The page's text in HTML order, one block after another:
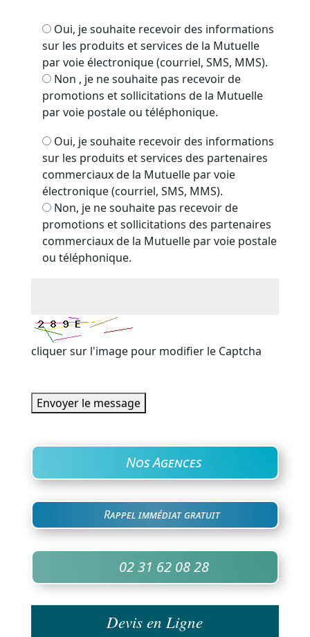
Oui, je souhaite recevoir des informations
sur les produits et services de la Mutuelle
par voie électronique (courriel, SMS, MMS).
Non , je ne souhaite pas recevoir de
promotions et sollicitations de la Mutuelle
par voie postale ou téléphonique.
Oui, je souhaite recevoir des informations
sur les produits et services des partenaires
commerciaux de la Mutuelle par voie
électronique (courriel, SMS, MMS).
Non, je ne souhaite pas recevoir de
promotions et sollicitations des partenaires
commerciaux de la Mutuelle par voie postale
ou téléphonique.
cliquer sur l'image pour modifier le Captcha
Envoyer le message
Nos Agences
Rappel immédiat gratuit
02 31 62 08 28
Devis en Ligne